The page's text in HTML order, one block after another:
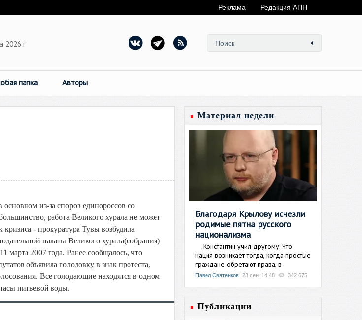
Реклама Редакция АПН
2026 г
папка Авторы
из-за споров единороссов со
работа Великого хурала не может
- прокуратура Тувы возбудила
палаты Великого хурала(собрания)
2007 года. Ранее сообщалось, что
объявила голодовку в знак протеста,
Все голодающие находятся в одном
питьевой воды.
Материал недели
Благодаря Крылову исчезли
родимые пятна русского
национализма
Константин учил другому. Что
нация возникает тогда, когда простые
граждане обретают права, в
Павел Святенков 23 сен, 14:48 342 675
Публикации